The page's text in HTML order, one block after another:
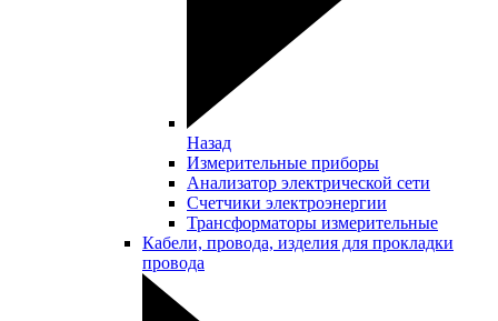
Назад
Измерительные приборы
Анализатор электрической сети
Счетчики электроэнергии
Трансформаторы измерительные
Кабели, провода, изделия для прокладки
провода